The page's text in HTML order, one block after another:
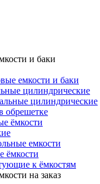
и баки
емкости и баки
цилиндрические
цилиндрические
обрешетке
ёмкости
емкости
ёмкости
к ёмкостям
на заказ